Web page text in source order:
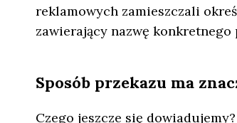
reklamowych zamieszczali
zawierający nazwę
Sposób przekazu ma
Czego jeszcze się